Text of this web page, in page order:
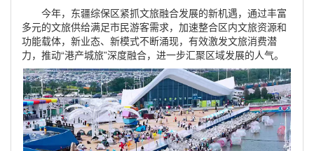
今年，东疆综保区紧抓文旅融合发展的新机遇，通过丰富
多元的文旅供给满足市民游客需求，加速整合区内文旅资源和
功能载体，新业态、新模式不断涌现，有效激发文旅消费潜
力，推动“港产城旅”深度融合，进一步汇聚区域发展的人气。